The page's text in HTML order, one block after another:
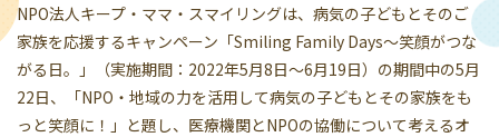
NPO法人キープ・ママ・スマイリングは、病気の子どもとそのご
家族を応援するキャンペーン「Smiling Family Days～笑顔がつな
がる日。」（実施期間：2022年5月8日〜6月19日）の期間中の5月
22日、「NPO・地域の力を活用して病気の子どもとその家族をも
っと笑顔に！」と題し、医療機関とNPOの協働について考えるオ